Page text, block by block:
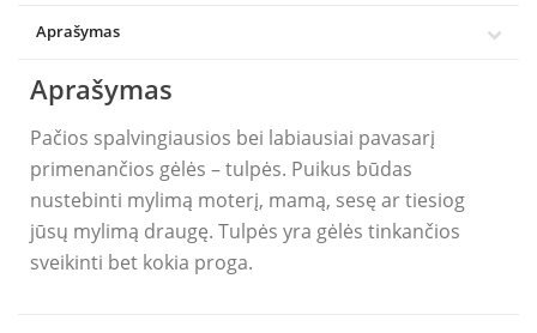
Aprašymas
Aprašymas
Pačios spalvingiausios bei labiausiai pavasarį
primenančios gėlės – tulpės. Puikus būdas
nustebinti mylimą moterį, mamą, sesę ar tiesiog
jūsų mylimą draugę. Tulpės yra gėlės tinkančios
sveikinti bet kokia proga.